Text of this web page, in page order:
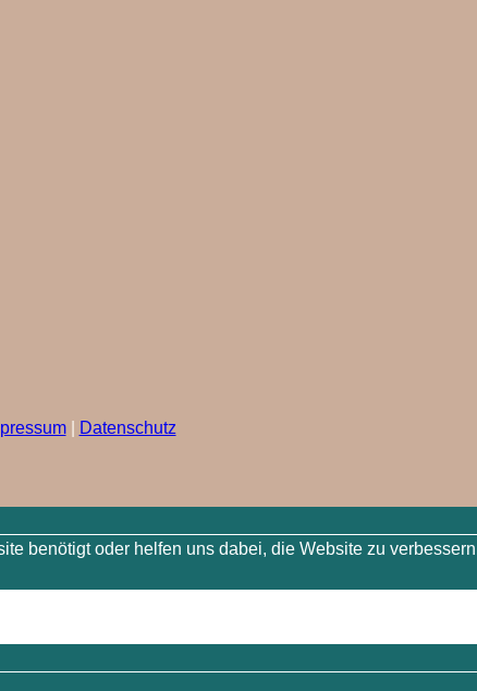
| Datenschutz
benötigt oder helfen uns dabei, die Website zu